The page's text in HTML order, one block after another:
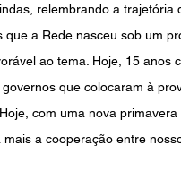
relembrando a trajetória
a Rede nasceu sob um
ao tema. Hoje, 15 anos
que colocaram à
com uma nova primavera
a cooperação entre